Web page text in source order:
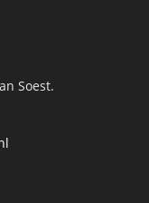
Soest.